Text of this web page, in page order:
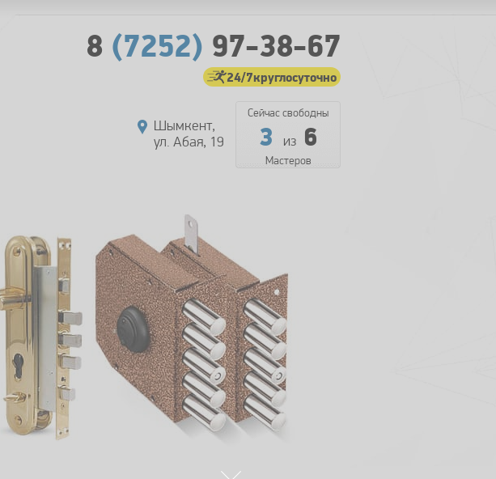
8 (7252) 97-38-67
24/7круглосуточно
Шымкент,
ул. Абая, 19
Сейчас свободны
3 из 6
Мастеров